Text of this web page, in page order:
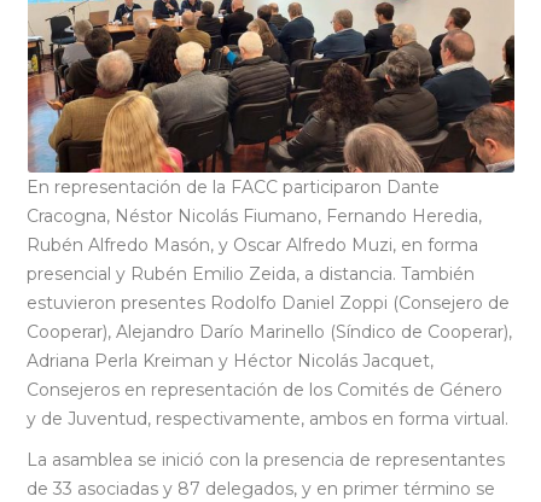
En representación de la FACC participaron Dante
Cracogna, Néstor Nicolás Fiumano, Fernando Heredia,
Rubén Alfredo Masón, y Oscar Alfredo Muzi, en forma
presencial y Rubén Emilio Zeida, a distancia. También
estuvieron presentes Rodolfo Daniel Zoppi (Consejero de
Cooperar), Alejandro Darío Marinello (Síndico de Cooperar),
Adriana Perla Kreiman y Héctor Nicolás Jacquet,
Consejeros en representación de los Comités de Género
y de Juventud, respectivamente, ambos en forma virtual.
La asamblea se inició con la presencia de representantes
de 33 asociadas y 87 delegados, y en primer término se